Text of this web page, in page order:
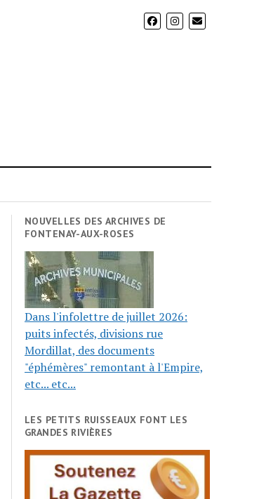
NOUVELLES DES ARCHIVES DE
FONTENAY-AUX-ROSES
Dans l'infolettre de juillet 2026:
puits infectés, divisions rue
Mordillat, des documents
"éphémères" remontant à l'Empire,
etc... etc...
LES PETITS RUISSEAUX FONT LES
GRANDES RIVIÈRES